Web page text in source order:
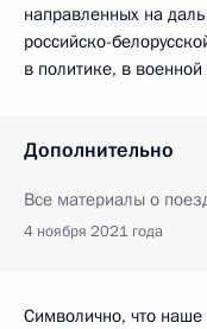
направленных на
российско-
в политике, в
Дополнительно
Все материалы о
4 ноября 2021 года
Символично, что наше